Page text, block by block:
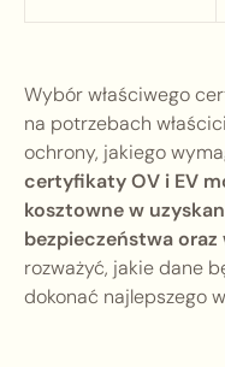
Wybór właściwego
na potrzebach
ochrony, jakiego
certyfikaty OV i EV
kosztowne w
bezpieczeństwa
rozważyć, jakie dane
dokonać najlepszego